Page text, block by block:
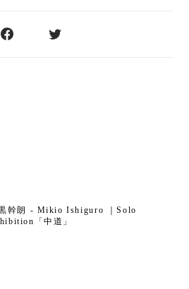
幹朗 - Mikio Ishiguro ｜Solo
「中道」